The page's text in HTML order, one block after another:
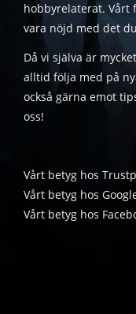
hobbyrelaterat. Vårt
vara nöjd med det
Då vi själva är
alltid följa med på
också gärna emot
oss!
Vårt betyg hos
Vårt betyg hos
Vårt betyg hos